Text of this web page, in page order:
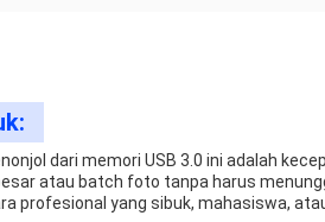
dari memori USB 3.0 ini adalah
atau batch foto tanpa harus
profesional yang sibuk, mahasiswa,